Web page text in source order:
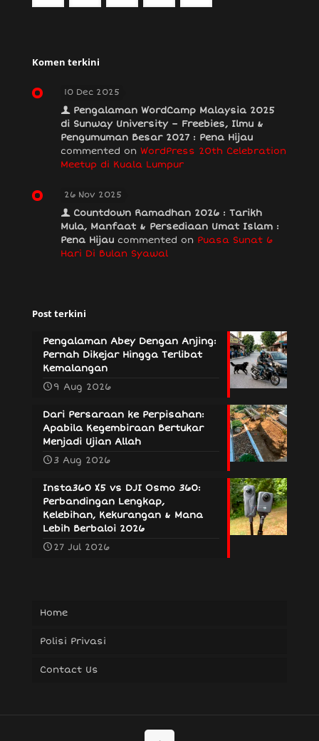
Komen terkini
10 Dec 2025
Pengalaman WordCamp Malaysia 2025
di Sunway University – Freebies, Ilmu &
Pengumuman Besar 2027 : Pena Hijau
commented on WordPress 20th Celebration
Meetup di Kuala Lumpur
26 Nov 2025
Countdown Ramadhan 2026 : Tarikh
Mula, Manfaat & Persediaan Umat Islam :
Pena Hijau commented on Puasa Sunat 6
Hari Di Bulan Syawal
Post terkini
Pengalaman Abey Dengan Anjing:
Pernah Dikejar Hingga Terlibat
Kemalangan
9 Aug 2026
Dari Persaraan ke Perpisahan:
Apabila Kegembiraan Bertukar
Menjadi Ujian Allah
3 Aug 2026
Insta360 X5 vs DJI Osmo 360:
Perbandingan Lengkap,
Kelebihan, Kekurangan & Mana
Lebih Berbaloi 2026
27 Jul 2026
Home
Polisi Privasi
Contact Us